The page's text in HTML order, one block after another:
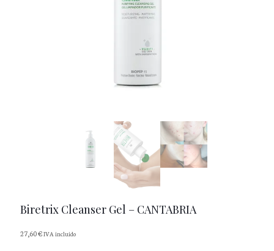
Biretrix Cleanser Gel – CANTABRIA
27,60€IVA incluido